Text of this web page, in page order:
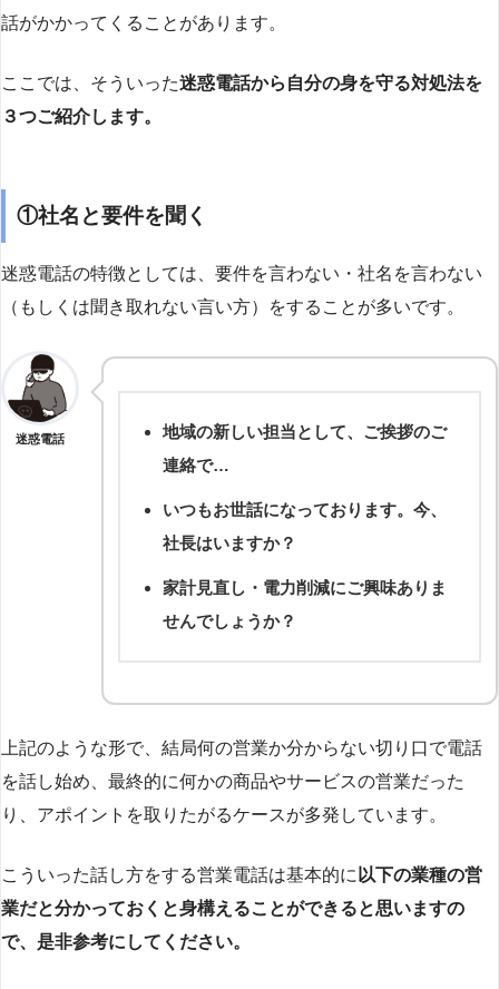
話がかかってくることがあります。
ここでは、そういった迷惑電話から自分の身を守る対処法を
３つご紹介します。
①社名と要件を聞く
迷惑電話の特徴としては、要件を言わない・社名を言わない
（もしくは聞き取れない言い方）をすることが多いです。
迷惑電話
地域の新しい担当として、ご挨拶のご
連絡で…
いつもお世話になっております。今、
社長はいますか？
家計見直し・電力削減にご興味ありま
せんでしょうか？
上記のような形で、結局何の営業か分からない切り口で電話
を話し始め、最終的に何かの商品やサービスの営業だった
り、アポイントを取りたがるケースが多発しています。
こういった話し方をする営業電話は基本的に 以下の業種の営
業だと分かっておくと身構えることができると思いますの
で、是非参考にしてください。